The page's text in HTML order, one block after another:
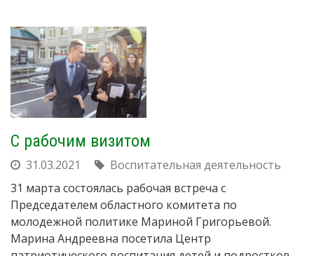
С рабочим визитом
31.03.2021
Воспитательная деятельность
31 марта состоялась рабочая встреча с
Председателем областного комитета по
молодежной политике Мариной Григорьевой.
Марина Андреевна посетила Центр